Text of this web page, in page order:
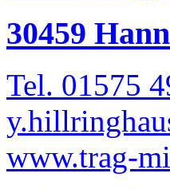
30459
Tel. 01575
www.trag-